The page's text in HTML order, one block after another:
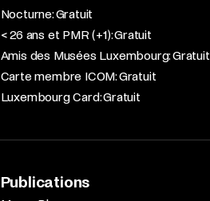
Nocturne: Gratuit
< 26 ans et PMR (+1): Gratuit
Amis des Musées Luxembourg: Gratuit
Carte membre ICOM: Gratuit
Luxembourg Card: Gratuit
Publications